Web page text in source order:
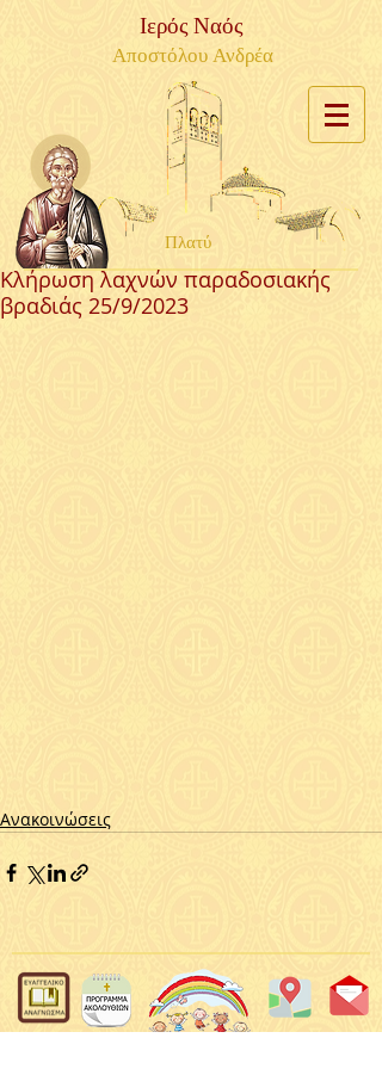
Ιερός Ναός
Αποστόλου Ανδρέα
Πλατύ
Κλήρωση λαχνών παραδοσιακής
βραδιάς 25/9/2023
Ανακοινώσεις